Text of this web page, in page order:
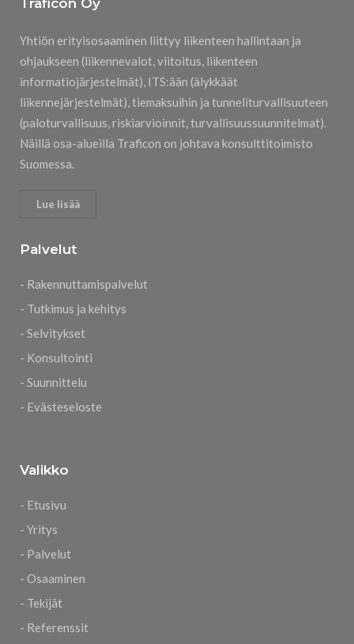
Traficon Oy
Yhtiön erityisosaaminen liittyy liikenteen hallintaan ja
ohjaukseen (liikennevalot, viitoitus, liikenteen
informatiojärjestelmät), ITS:ään (älykkäät
liikennejärjestelmät), tiemaksuihin ja tunneliturvallisuuteen
(paloturvallisuus, riskiarvioinnit, turvallisuussuunnitelmat).
Näillä osa-alueilla Traficon on johtava konsulttitoimisto
Suomessa.
Lue lisää
Palvelut
- Rakennuttamispalvelut
- Tutkimus ja kehitys
- Selvitykset
- Konsultointi
- Suunnittelu
- Evästeseloste
Valikko
- Etusivu
- Yritys
- Palvelut
- Osaaminen
- Tekijät
- Referenssit